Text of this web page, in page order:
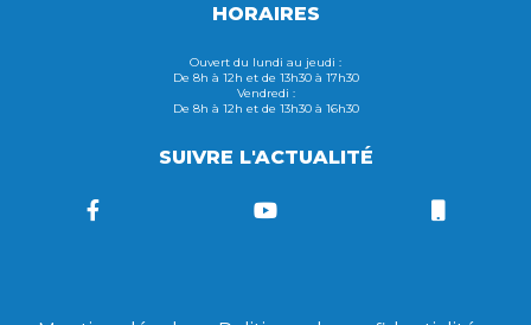
HORAIRES
Ouvert du lundi au jeudi :
De 8h à 12h et de 13h30 à 17h30
Vendredi :
De 8h à 12h et de 13h30 à 16h30
SUIVRE L'ACTUALITÉ